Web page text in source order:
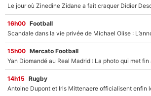
16h00 Football
15h00 Mercato Football
Yan Diomandé au Real Madrid : La photo qui met fin
14h15 Rugby